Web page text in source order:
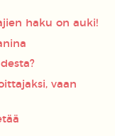
haku on auki!
vaan